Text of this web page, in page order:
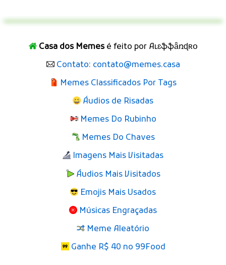
Casa dos Memesé feito por Aʟɛֆֆǟռɖʀօ
Contato: contato@memes.casa
Memes Classificados Por Tags
Áudios de Risadas
Memes Do Rubinho
Memes Do Chaves
Imagens Mais Visitadas
Áudios Mais Visitados
Emojis Mais Usados
Músicas Engraçadas
Meme Aleatório
Ganhe R$ 40 no 99Food